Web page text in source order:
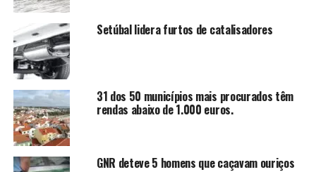
Setúbal lidera furtos de catalisadores
31 dos 50 municípios mais procurados têm
rendas abaixo de 1.000 euros.
GNR deteve 5 homens que caçavam ouriços